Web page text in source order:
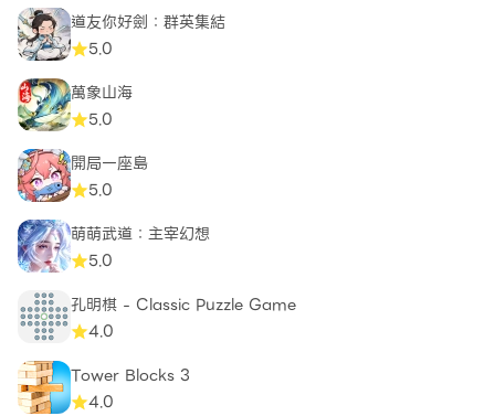
道友你好劍：群英集結
5.0
萬象山海
5.0
開局一座島
5.0
萌萌武道：主宰幻想
5.0
孔明棋 - Classic Puzzle Game
4.0
Tower Blocks 3
4.0